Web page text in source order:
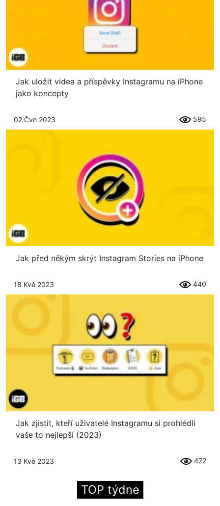
Jak uložit videa a příspěvky Instagramu na iPhone
jako koncepty
02 Čvn 2023 595
Jak před někým skrýt Instagram Stories na iPhone
18 Kvě 2023 440
Jak zjistit, kteří uživatelé Instagramu si prohlédli
vaše to nejlepší (2023)
13 Kvě 2023 472
TOP týdne